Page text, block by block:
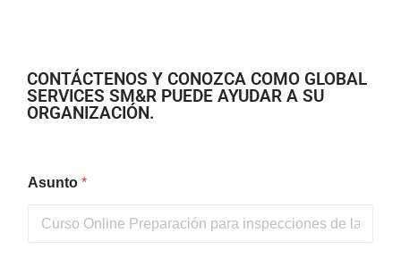
CONTÁCTENOS Y CONOZCA COMO GLOBAL
SERVICES SM&R PUEDE AYUDAR A SU
ORGANIZACIÓN.
Asunto *